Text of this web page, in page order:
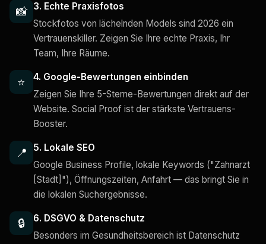
📸
3. Echte Praxisfotos
Stockfotos von lächelnden Models sind 2026 ein
Vertrauenskiller. Zeigen Sie Ihre echte Praxis, Ihr
Team, Ihre Räume.
⭐
4. Google-Bewertungen einbinden
Zeigen Sie Ihre 5-Sterne-Bewertungen direkt auf der
Website. Social Proof ist der stärkste Vertrauens-
Booster.
📍
5. Lokale SEO
Google Business Profile, lokale Keywords ("Zahnarzt
[Stadt]"), Öffnungszeiten, Anfahrt — das bringt Sie in
die lokalen Suchergebnisse.
🔒
6. DSGVO & Datenschutz
Besonders im Gesundheitsbereich ist Datenschutz